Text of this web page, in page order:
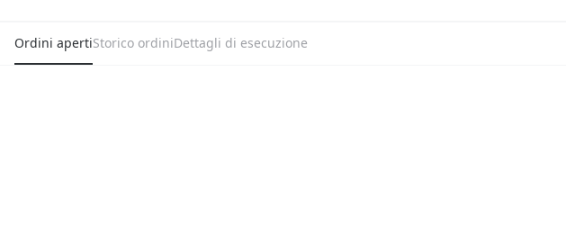
Ordini apertiStorico ordiniDettagli di esecuzione